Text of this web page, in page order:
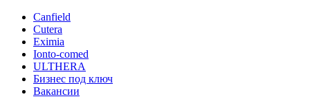
Canfield
Cutera
Eximia
Ionto-comed
ULTHERA
Бизнес под ключ
Вакансии